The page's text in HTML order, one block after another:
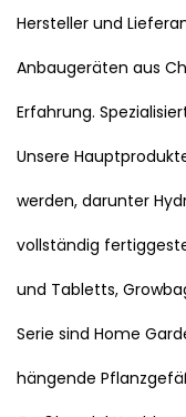
Hersteller und
Anbaugeräten aus
Erfahrung.
Unsere
werden, darunter
vollständig
und Tabletts,
Serie sind Home
hängende